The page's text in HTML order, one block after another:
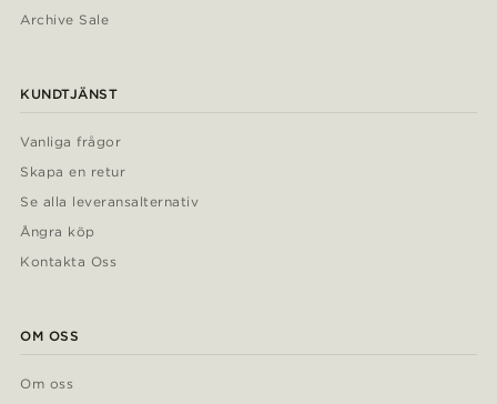
Archive Sale
KUNDTJÄNST
Vanliga frågor
Skapa en retur
Se alla leveransalternativ
Ångra köp
Kontakta Oss
OM OSS
Om oss